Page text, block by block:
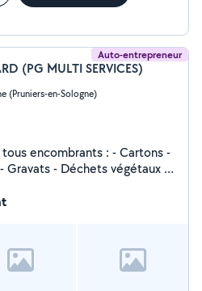
Auto-entrepreneur
(PG MULTI SERVICES)
(Pruniers-en-Sologne)
encombrants : - Cartons -
Gravats - Déchets végétaux -